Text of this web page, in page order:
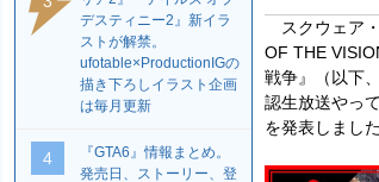
スクウェア
OF THE
戦争』（以下
認生放送やっ
を発表しました
デスティニー2』新イラ
ストが解禁。
ufotable×ProductionIGの
描き下ろしイラスト企画
は毎月更新
4
『GTA6』情報まとめ。
発売日、ストーリー、登